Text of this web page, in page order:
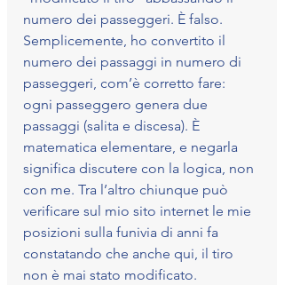
numero dei passeggeri. È falso.
Semplicemente, ho convertito il
numero dei passaggi in numero di
passeggeri, com’è corretto fare:
ogni passeggero genera due
passaggi (salita e discesa). È
matematica elementare, e negarla
significa discutere con la logica, non
con me. Tra l’altro chiunque può
verificare sul mio sito internet le mie
posizioni sulla funivia di anni fa
constatando che anche qui, il tiro
non è mai stato modificato.